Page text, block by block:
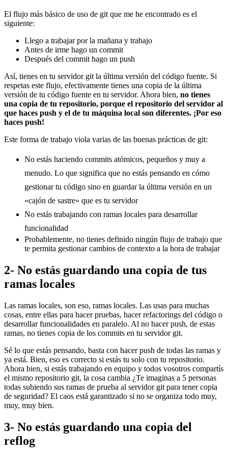
El flujo más básico de uso de git que me he encontrado es el
siguiente:
Llego a trabajar por la mañana y trabajo
Antes de irme hago un commit
Después del commit hago un push
Así, tienes en tu servidor git la última versión del código fuente. Si
respetas este flujo, efectivamente tienes una copia de la última
versión de tu código fuente en tu servidor. Ahora bien, no tienes
una copia de tu repositorio, porque el repositorio del servidor al
que haces push y el de tu máquina local son diferentes. ¡Por eso
haces push!
Este forma de trabajo viola varias de las buenas prácticas de git:
No estás haciendo commits atómicos, pequeños y muy a
menudo. Lo que significa que no estás pensando en cómo
gestionar tu código sino en guardar la última versión en un
«cajón de sastre» que es tu servidor
No estás trabajando con ramas locales para desarrollar
funcionalidad
Probablemente, no tienes definido ningún flujo de trabajo que
te permita gestionar cambios de contexto a la hora de trabajar
2- No estás guardando una copia de tus
ramas locales
Las ramas locales, son eso, ramas locales. Las usas para muchas
cosas, entre ellas para hacer pruebas, hacer refactorings del código o
desarrollar funcionalidades en paralelo. Al no hacer push, de estas
ramas, no tienes copia de los commits en tu servidor git.
Sé lo que estás pensando, basta con hacer push de todas las ramas y
ya está. Bien, eso es correcto si estás tu solo con tu repositorio.
Ahora bien, si estás trabajando en equipo y todos vosotros compartís
el mismo repositorio git, la cosa cambia ¿Te imaginas a 5 personas
todas subiendo sus ramas de prueba al servidor git para tener copia
de seguridad? El caos está garantizado si no se organiza todo muy,
muy, muy bien.
3- No estás guardando una copia del
reflog